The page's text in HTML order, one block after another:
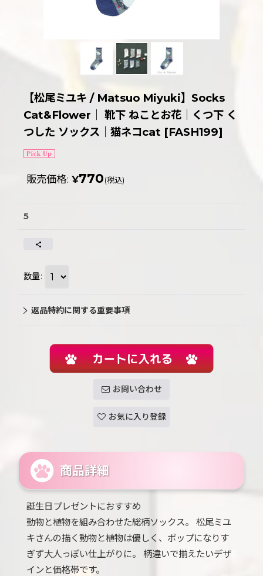
【松尾ミユキ / Matsuo Miyuki】Socks
Cat&Flower｜ 靴下 ねことお花｜くつ下 く
つした ソックス｜猫ネコcat [FASH199]
販売価格: ¥770(税込)
5
数量:
返品特約に関する重要事項
お問い合わせ
お気に入り登録
商品詳細
誕生日プレゼントにおすすめ
動物と植物を組み合わせた総柄ソックス。 松尾ミユ
キさんの描く動物と植物は優しく、ポップになりす
ぎず大人っぽい仕上がりに。 柄違いで揃えたいデザ
インと価格帯です。